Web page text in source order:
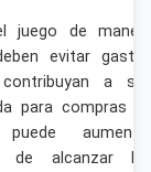
juego de
evitar
a
para compras
de alcanzar